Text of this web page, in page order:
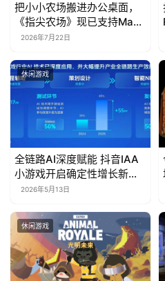
把小小农场搬进办公桌面，
《指尖农场》现已支持Mac
系统！
2026年7月22日
休闲游戏
全链路AI深度赋能 抖音IAA
小游戏开启确定性增长新周
期2026年5月13日
休闲游戏